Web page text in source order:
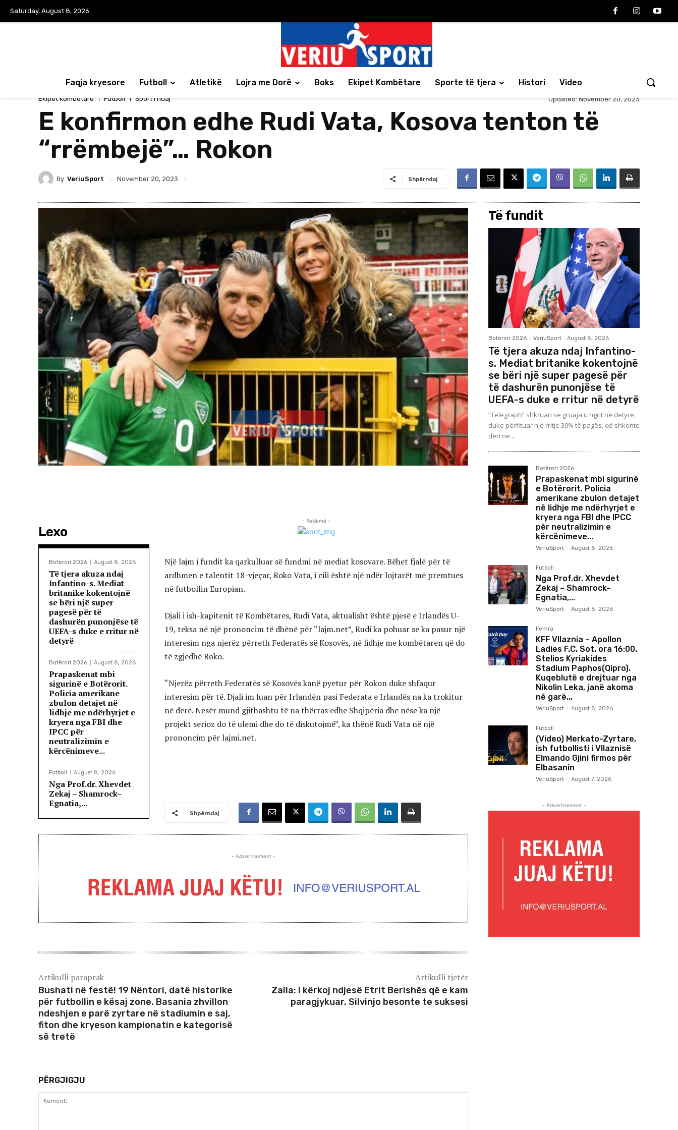
Saturday, August 8, 2026
Faqja kryesore Futboll Atletikë Lojra me Dorë Boks Ekipet Kombëtare Sporte të tjera Histori Video
Ekipet Kombëtare Futboll Sport i huaj Updated: November 20, 2023
E konfirmon edhe Rudi Vata, Kosova tenton të
“rrëmbejë”… Rokon
By VeriuSport November 20, 2023 Shpërndaj
Lexo
Botërori 2026 August 8, 2026
Të tjera akuza ndaj
Infantino-s. Mediat
britanike kokentojnë
se bëri një super
pagesë për të
dashurën punonjëse të
UEFA-s duke e rritur në
detyrë
Botërori 2026 August 8, 2026
Prapaskenat mbi
sigurinë e Botërorit.
Policia amerikane
zbulon detajet në
lidhje me ndërhyrjet e
kryera nga FBI dhe
IPCC për
neutralizimin e
kërcënimeve...
Futboll August 8, 2026
Nga Prof.dr. Xhevdet
Zekaj – Shamrock–
Egnatia,...
- Reklamë -
Një lajm i fundit ka qarkulluar së fundmi në mediat kosovare. Bëhet fjalë për të
ardhmen e talentit 18-vjeçar, Roko Vata, i cili është një ndër lojtarët më premtues
në futbollin Europian.
Djali i ish-kapitenit të Kombëtares, Rudi Vata, aktualisht është pjesë e Irlandës U-
19, teksa në një prononcim të dhënë për “lajm.net”, Rudi ka pohuar se ka pasur një
interesim nga njerëz përreth Federatës së Kosovës, në lidhje me kombëtaren që do
të zgjedhë Roko.
“Njerëz përreth Federatës së Kosovës kanë pyetur për Rokon duke shfaqur
interesim për të. Djali im luan për Irlandën pasi Federata e Irlandës na ka trokitur
në derë. Nesër mund gjithashtu të na thërras edhe Shqipëria dhe nëse ka një
projekt serioz do të ulemi dhe do të diskutojmë”, ka thënë Rudi Vata në një
prononcim për lajmi.net.
Shpërndaj
- Advertisement -
Artikulli paraprak
Bushati në festë! 19 Nëntori, datë historike
për futbollin e kësaj zone. Basania zhvillon
ndeshjen e parë zyrtare në stadiumin e saj,
fiton dhe kryeson kampionatin e kategorisë
së tretë
Artikulli tjetër
Zalla: I kërkoj ndjesë Etrit Berishës që e kam
paragjykuar, Silvinjo besonte te suksesi
PËRGJIGJU
Të fundit
Botërori 2026 VeriuSport - August 8, 2026
Të tjera akuza ndaj Infantino-
s. Mediat britanike kokentojnë
se bëri një super pagesë për
të dashurën punonjëse të
UEFA-s duke e rritur në detyrë
“Telegraph” shkruan se gruaja u ngrit në detyrë,
duke përfituar një rritje 30% të pagës, që shkonte
deri në...
Botërori 2026
Prapaskenat mbi sigurinë
e Botërorit. Policia
amerikane zbulon detajet
në lidhje me ndërhyrjet e
kryera nga FBI dhe IPCC
për neutralizimin e
kërcënimeve...
VeriuSport - August 8, 2026
Futboll
Nga Prof.dr. Xhevdet
Zekaj – Shamrock–
Egnatia,...
VeriuSport - August 8, 2026
Femra
KFF Vllaznia – Apollon
Ladies F.C. Sot, ora 16:00.
Stelios Kyriakides
Stadium Paphos(Qipro).
Kuqeblutë e drejtuar nga
Nikolin Leka, janë akoma
në garë...
VeriuSport - August 8, 2026
Futboll
(Video) Merkato-Zyrtare,
ish futbollisti i Vllaznisë
Elmando Gjini firmos për
Elbasanin
VeriuSport - August 7, 2026
- Advertisement -